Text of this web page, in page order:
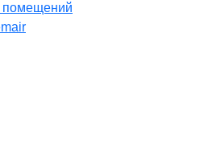
помещений